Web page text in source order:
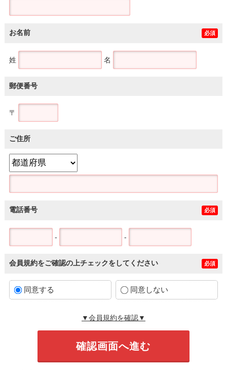
お名前 必須
姓 名
郵便番号
〒
ご住所
電話番号 必須
- -
会員規約をご確認の上チェックをしてください 必須
同意する 同意しない
▼会員規約を確認▼